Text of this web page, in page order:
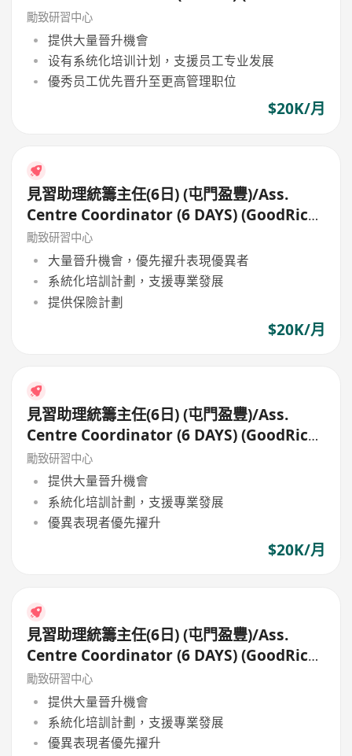
Tuen Mun)
勵致研習中心
提供大量晉升機會
设有系统化培训计划，支援员工专业发展
優秀员工优先晋升至更高管理职位
$20K/月
見習助理統籌主任(6日) (屯門盈豐)/Ass.
Centre Coordinator (6 DAYS) (GoodRich,
Tuen Mun)
勵致研習中心
大量晉升機會，優先擢升表現優異者
系統化培訓計劃，支援專業發展
提供保險計劃
$20K/月
見習助理統籌主任(6日) (屯門盈豐)/Ass.
Centre Coordinator (6 DAYS) (GoodRich,
Tuen Mun)
勵致研習中心
提供大量晉升機會
系統化培訓計劃，支援專業發展
優異表現者優先擢升
$20K/月
見習助理統籌主任(6日) (屯門盈豐)/Ass.
Centre Coordinator (6 DAYS) (GoodRich,
Tuen Mun)
勵致研習中心
提供大量晉升機會
系統化培訓計劃，支援專業發展
優異表現者優先擢升